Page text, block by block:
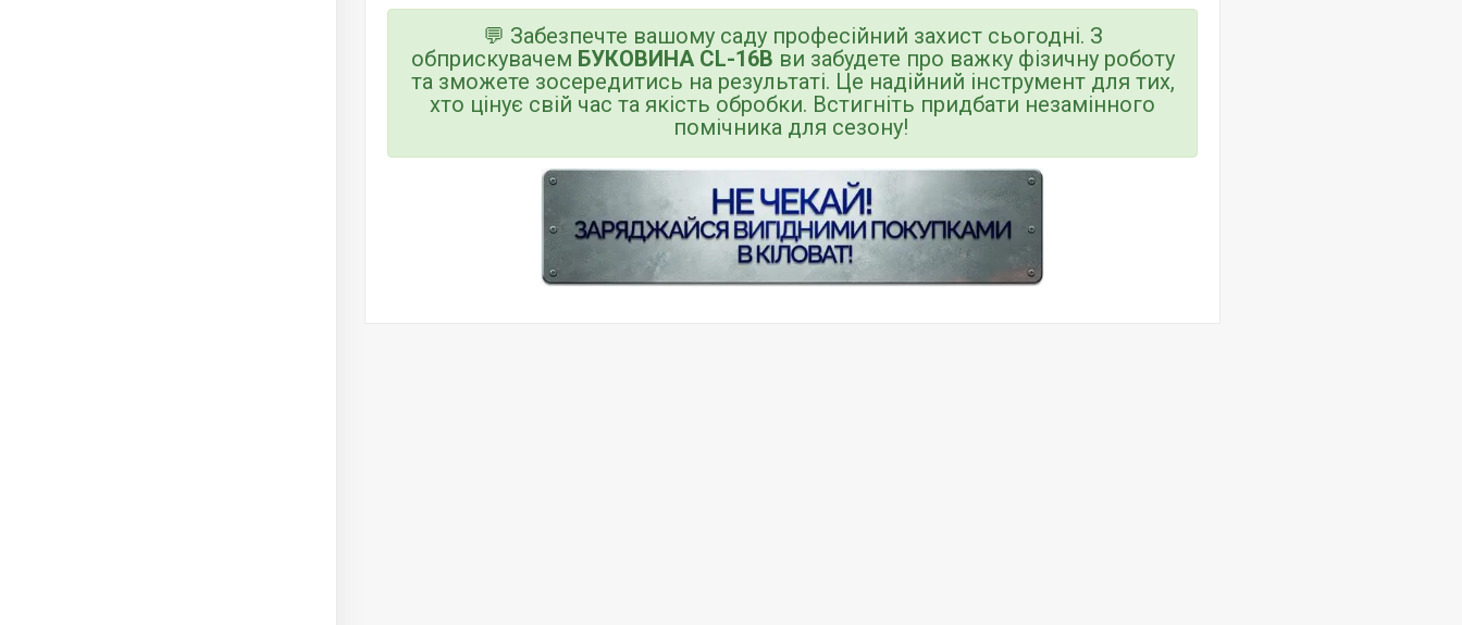
💬 Забезпечте вашому саду професійний захист сьогодні. З
обприскувачем БУКОВИНА CL-16В ви забудете про важку фізичну роботу
та зможете зосередитись на результаті. Це надійний інструмент для тих,
хто цінує свій час та якість обробки. Встигніть придбати незамінного
помічника для сезону!